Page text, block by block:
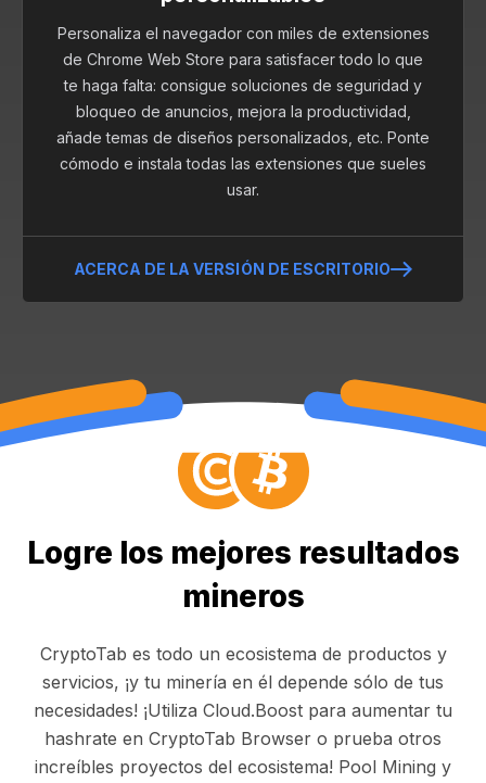
Personaliza el navegador con miles de extensiones
de Chrome Web Store para satisfacer todo lo que
te haga falta: consigue soluciones de seguridad y
bloqueo de anuncios, mejora la productividad,
añade temas de diseños personalizados, etc. Ponte
cómodo e instala todas las extensiones que sueles
usar.
ACERCA DE LA VERSIÓN DE ESCRITORIO
Logre los mejores resultados
mineros
CryptoTab es todo un ecosistema de productos y
servicios, ¡y tu minería en él depende sólo de tus
necesidades! ¡Utiliza Cloud.Boost para aumentar tu
hashrate en CryptoTab Browser o prueba otros
increíbles proyectos del ecosistema! Pool Mining y